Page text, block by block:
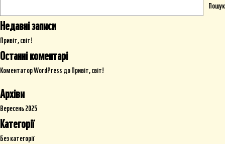
Пошук
Недавні записи
Привіт, світ!
Останні коментарі
Коментатор WordPress доПривіт, світ!
Архіви
Вересень 2025
Категорії
Без категорії